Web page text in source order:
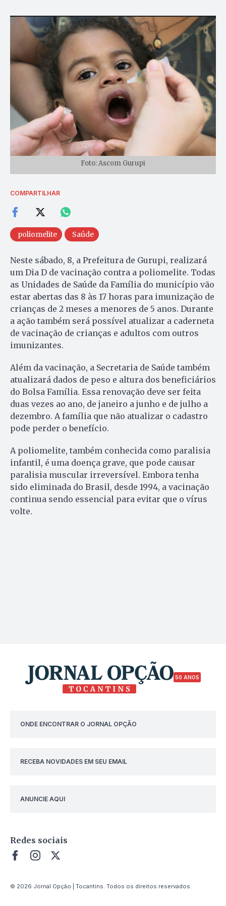
Foto: Ascom Gurupi
COMPARTILHAR
poliomelite Saúde
Neste sábado, 8, a Prefeitura de Gurupi, realizará
um Dia D de vacinação contra a poliomelite. Todas
as Unidades de Saúde da Família do município vão
estar abertas das 8 às 17 horas para imunização de
crianças de 2 meses a menores de 5 anos. Durante
a ação também será possível atualizar a caderneta
de vacinação de crianças e adultos com outros
imunizantes.
Além da vacinação, a Secretaria de Saúde também
atualizará dados de peso e altura dos beneficiários
do Bolsa Família. Essa renovação deve ser feita
duas vezes ao ano, de janeiro a junho e de julho a
dezembro. A família que não atualizar o cadastro
pode perder o benefício.
A poliomelite, também conhecida como paralisia
infantil, é uma doença grave, que pode causar
paralisia muscular irreversível. Embora tenha
sido eliminada do Brasil, desde 1994, a vacinação
continua sendo essencial para evitar que o vírus
volte.
50 ANOS
ONDE ENCONTRAR O JORNAL OPÇÃO
RECEBA NOVIDADES EM SEU EMAIL
ANUNCIE AQUI
Redes sociais
© 2026 Jornal Opção | Tocantins. Todos os direitos reservados.